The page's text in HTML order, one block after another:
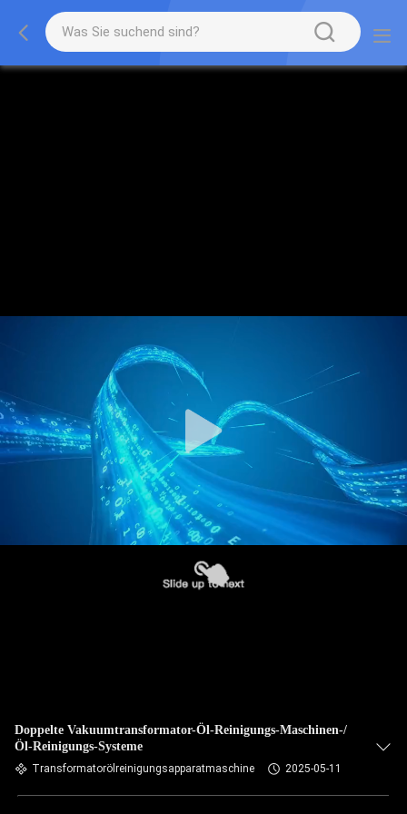
Doppelte Vakuumtransformator-Öl-Reinigungs-Maschinen-/
Öl-Reinigungs-Systeme
Transformatorölreinigungsapparatmaschine 2025-05-11